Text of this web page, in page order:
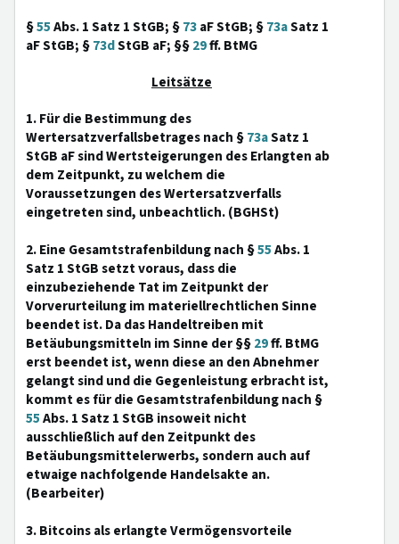
§55Abs. 1 Satz 1 StGB; §73aF StGB; §73aSatz 1
aF StGB; §73dStGB aF; §§29ff. BtMG
Leitsätze
1. Für die Bestimmung des
Wertersatzverfallsbetrages nach §73aSatz 1
StGB aF sind Wertsteigerungen des Erlangten ab
dem Zeitpunkt, zu welchem die
Voraussetzungen des Wertersatzverfalls
eingetreten sind, unbeachtlich. (BGHSt)
2. Eine Gesamtstrafenbildung nach §55Abs. 1
Satz 1 StGB setzt voraus, dass die
einzubeziehende Tat im Zeitpunkt der
Vorverurteilung im materiellrechtlichen Sinne
beendet ist. Da das Handeltreiben mit
Betäubungsmitteln im Sinne der §§29ff. BtMG
erst beendet ist, wenn diese an den Abnehmer
gelangt sind und die Gegenleistung erbracht ist,
kommt es für die Gesamtstrafenbildung nach §
55Abs. 1 Satz 1 StGB insoweit nicht
ausschließlich auf den Zeitpunkt des
Betäubungsmittelerwerbs, sondern auch auf
etwaige nachfolgende Handelsakte an.
(Bearbeiter)
3. Bitcoins als erlangte Vermögensvorteile